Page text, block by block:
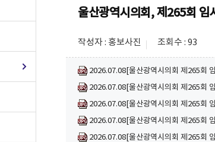
울산광역시의회, 제265회 임
작성자 : 홍보사진 조회수 : 93
2026.07.08[울산광역시의회 제265회
2026.07.08[울산광역시의회 제265회
2026.07.08[울산광역시의회 제265회
2026.07.08[울산광역시의회 제265회
2026.07.08[울산광역시의회 제265회